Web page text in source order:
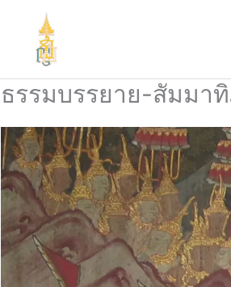
content
ธรรมบรรยาย-สัมมา